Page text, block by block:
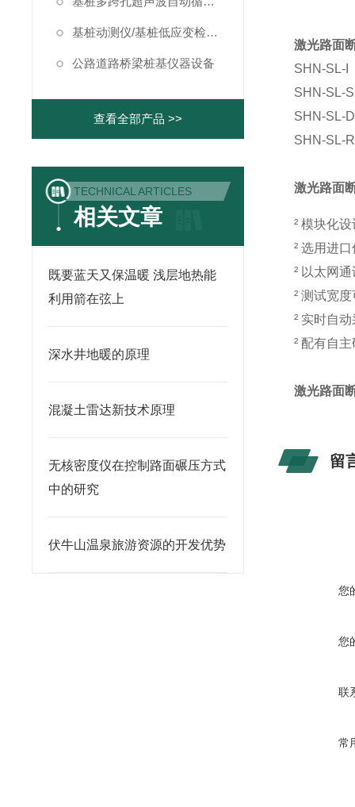
基桩动测仪/基桩低应变检测仪
公路道路桥梁桩基仪器设备
查看全部产品 >>
TECHNICAL ARTICLES
相关文章
既要蓝天又保温暖 浅层地热能
利用箭在弦上
深水井地暖的原理
混凝土雷达新技术原理
无核密度仪在控制路面碾压方式
中的研究
伏牛山温泉旅游资源的开发优势
激光路面
SHN-SL-I
SHN-SL-S
SHN-SL-D
SHN-SL-R
激光路面
²模块化
²选用进
² 以太网
²测试宽度
² 实时自
² 配有自
激光路面
留
您
您
联
常